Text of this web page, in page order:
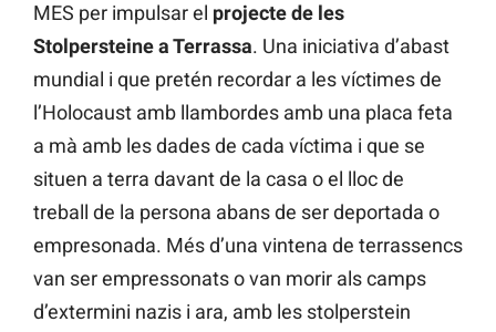
MES per impulsar el projecte de les
Stolpersteine a Terrassa. Una iniciativa d’abast
mundial i que pretén recordar a les víctimes de
l’Holocaust amb llambordes amb una placa feta
a mà amb les dades de cada víctima i que se
situen a terra davant de la casa o el lloc de
treball de la persona abans de ser deportada o
empresonada. Més d’una vintena de terrassencs
van ser empressonats o van morir als camps
d’extermini nazis i ara, amb les stolperstein